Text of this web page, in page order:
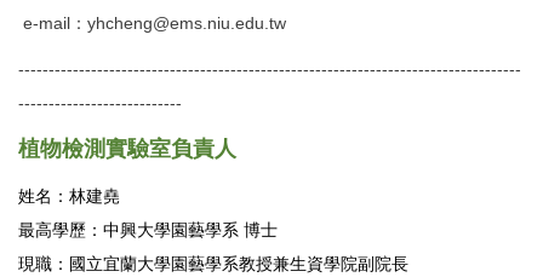
e-mail： yhcheng@ems.niu.edu.tw
-----------------------------------------------------------------------------------
---------------------------
植物檢測實驗室負責人
姓名：林建堯
最高學歷：中興大學園藝學系 博士
現職：國立宜蘭大學園藝學系教授兼生資學院副院長